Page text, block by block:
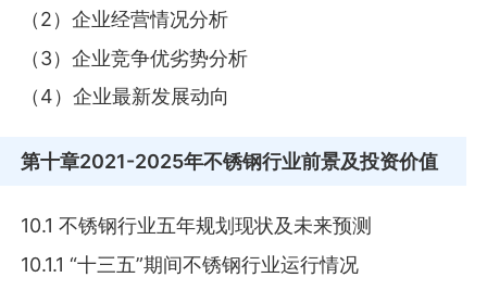
（2）企业经营情况分析
（3）企业竞争优劣势分析
（4）企业最新发展动向
第十章2021-2025年不锈钢行业前景及投资价值
10.1 不锈钢行业五年规划现状及未来预测
10.1.1 “十三五”期间不锈钢行业运行情况